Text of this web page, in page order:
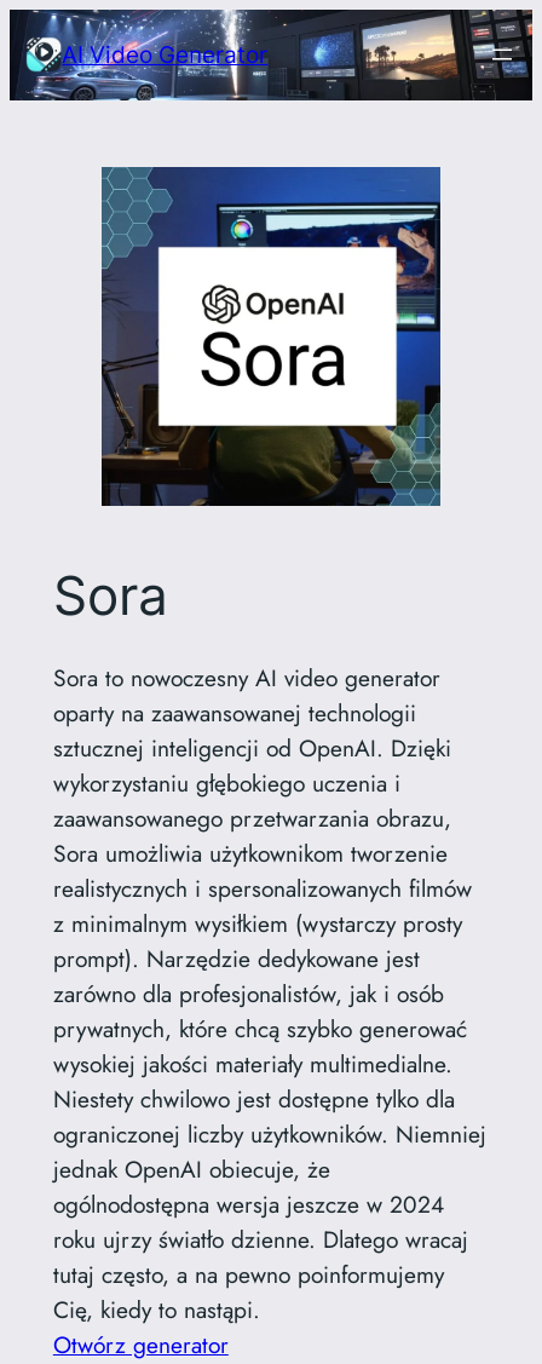
Przejdź
do
treści
AI Video Generator
Sora
Sora to nowoczesny AI video generator
oparty na zaawansowanej technologii
sztucznej inteligencji od OpenAI. Dzięki
wykorzystaniu głębokiego uczenia i
zaawansowanego przetwarzania obrazu,
Sora umożliwia użytkownikom tworzenie
realistycznych i spersonalizowanych filmów
z minimalnym wysiłkiem (wystarczy prosty
prompt). Narzędzie dedykowane jest
zarówno dla profesjonalistów, jak i osób
prywatnych, które chcą szybko generować
wysokiej jakości materiały multimedialne.
Niestety chwilowo jest dostępne tylko dla
ograniczonej liczby użytkowników. Niemniej
jednak OpenAI obiecuje, że
ogólnodostępna wersja jeszcze w 2024
roku ujrzy światło dzienne. Dlatego wracaj
tutaj często, a na pewno poinformujemy
Cię, kiedy to nastąpi.
Otwórz generator